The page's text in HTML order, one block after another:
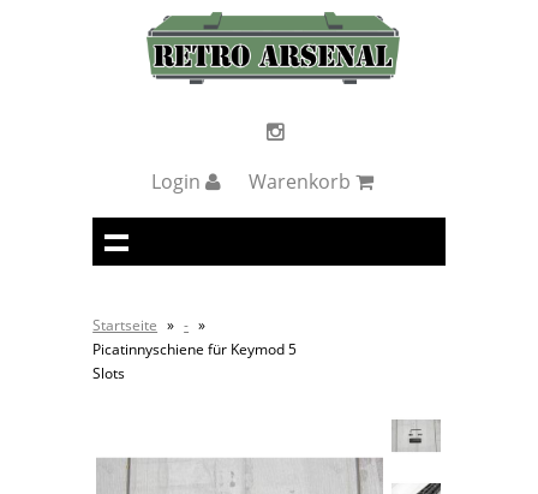
Login Warenkorb
Startseite » - »
Picatinnyschiene für Keymod 5
Slots